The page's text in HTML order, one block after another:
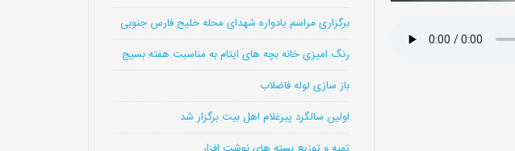
برگزاری مراسم یادواره شهدای محله خلیج فارس جنوبی
رنگ امیزی خانه بچه های ایتام به مناسبت هفته بسیج
باز سازی لوله فاضلاب
اولین سالگرد پیرغلام اهل بیت برگزار شد